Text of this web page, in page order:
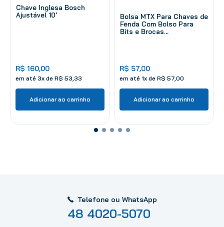
Chave Inglesa Bosch
Ajustável 10'
R$ 160,00
em até 3x de R$ 53,33
Adicionar ao carrinho
Bolsa MTX Para Chaves de
Fenda Com Bolso Para
Bits e Brocas
R$ 57,00
em até 1x de R$ 57,00
Adicionar ao carrinho
Telefone ou WhatsApp
48 4020-5070